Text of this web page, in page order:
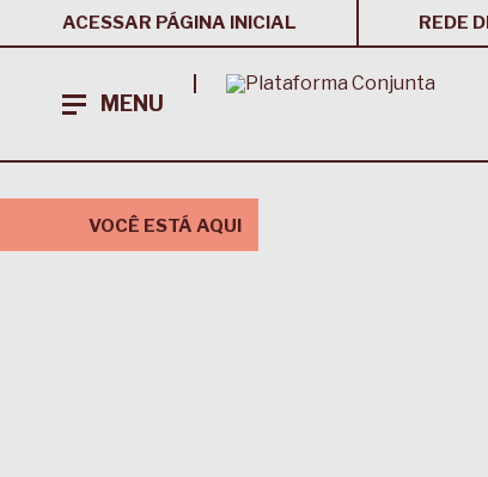
ACESSAR PÁGINA INICIAL REDE
MENU
VOCÊ ESTÁ AQUI